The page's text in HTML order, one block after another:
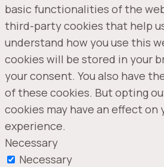
basic functionalities of the
third-party cookies that help
understand how you use this
cookies will be stored in your
your consent. You also have
of these cookies. But opting
cookies may have an effect on
experience.
Necessary
Necessary